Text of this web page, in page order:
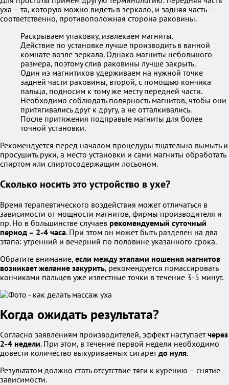
уха – та, которую можно видеть в зеркало, и задняя часть –
соответственно, противоположная сторона раковины.
Раскрываем упаковку, извлекаем магниты.
Действие по установке лучше производить в ванной
комнате возле зеркала. Однако магниты небольшого
размера, поэтому слив раковины лучше закрыть.
Один из магнитиков удерживаем на нужной точке
задней части раковины, второй, с помощью кончика
пальца, подносим к тому же месту передней части.
Необходимо соблюдать полярность магнитов, чтобы они
притягивались друг к другу, а не отталкивались.
После притяжения подправьте магниты для более
точной установки.
Рекомендуется перед началом процедуры тщательно вымыть и
просушить руки, а место установки и сами магниты обработать
спиртом или спиртосодержащим лосьоном.
Сколько носить это устройство в ухе?
Время терапевтического воздействия может отличаться в
зависимости от мощности магнитов, фирмы производителя и
пр. Но в большинстве случаев рекомендуемый суточный
период – 2-4 часа. При этом он может быть разделен на два
этапа: утренний и вечерний по половине указанного срока.
Обратите внимание, если между этапами ношения магнитов
возникает желание закурить, рекомендуется помассировать
кончиками пальцев уже известные точки в течение 3-5 минут.
Когда ожидать результата?
Согласно заявлениям производителей, эффект наступаетчерез
2-4 недели. При этом, в течение первой недели необходимо
довести количество выкуриваемых сигаретдо нуля.
Результатом должно стать отсутствие тяги к курению – снятие
зависимости.